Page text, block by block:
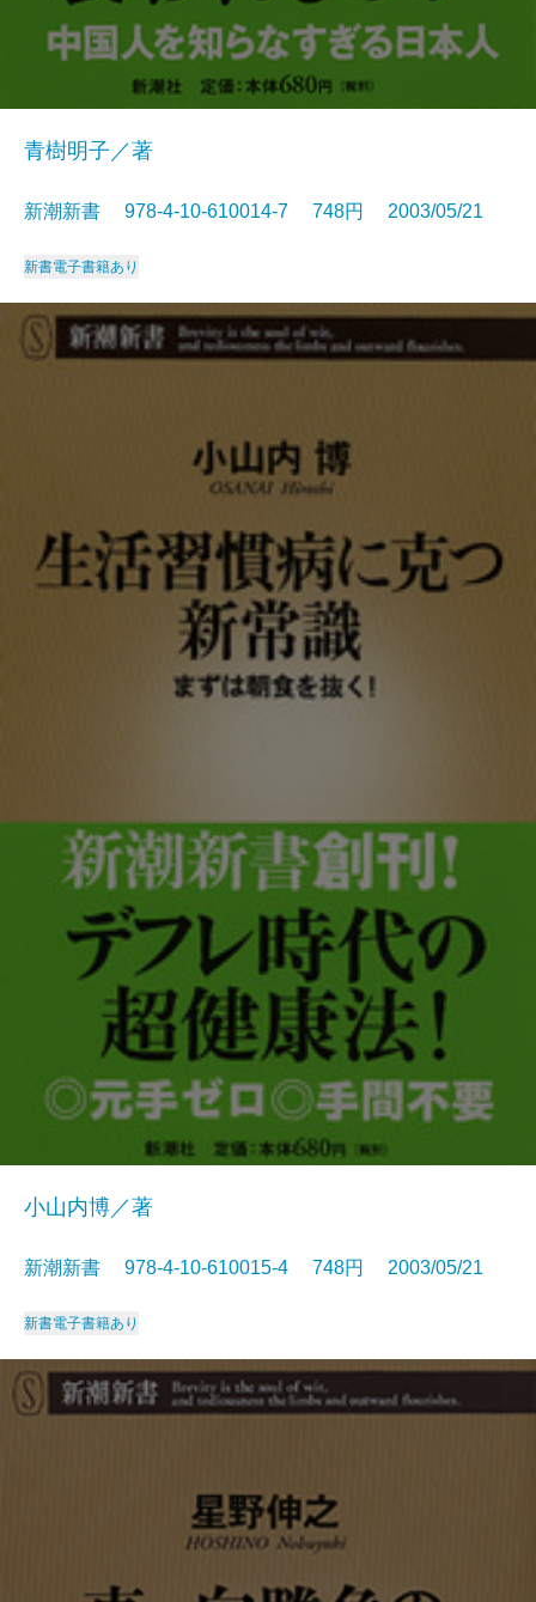
青樹明子／著
新潮新書 978-4-10-610014-7 748円 2003/05/21
新書電子書籍あり
小山内博／著
新潮新書 978-4-10-610015-4 748円 2003/05/21
新書電子書籍あり